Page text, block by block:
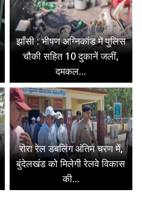
झाँसी : भीषण अग्निकांड में पुलिस
चौकी सहित 10 दुकानें जलीं,
दमकल...
रोरा रेल डबलिंग अंतिम चरण में,
बुंदेलखंड को मिलेगी रेलवे विकास
की...